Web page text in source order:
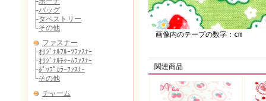
画像内のテープの数字：cm
関連商品